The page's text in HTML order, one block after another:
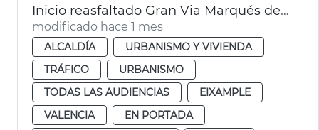
Inicio reasfaltado Gran Via Marqués del Túria
modificado hace 1 mes
ALCALDÍA
URBANISMO Y VIVIENDA
TRÁFICO
URBANISMO
TODAS LAS AUDIENCIAS
EIXAMPLE
VALENCIA
EN PORTADA